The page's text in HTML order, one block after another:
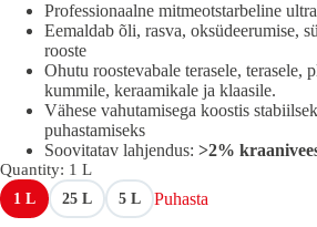
159,99 €
Professionaalne mitmeotstarbeline
Eemaldab õli, rasva, oksüdeerumise,
rooste
Ohutu roostevabale terasele, terasele,
kummile, keraamikale ja klaasile.
Vähese vahutamisega koostis
puhastamiseks
Soovitatav lahjendus: >2%
Quantity: 1 L
1 L 25 L 5 L Puhasta